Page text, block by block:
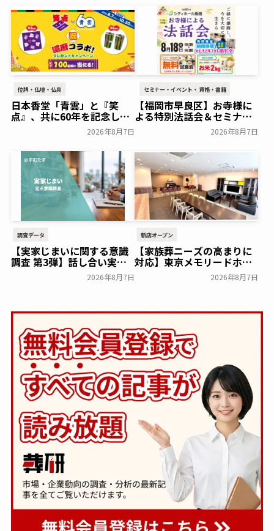
位牌・仏壇・仏具
日本香堂「青雲」と『笑
点』、共に60年を記念した
初コラボ！オリジナルグッ
ズのプレゼントキャンペー
ンを実施～日本香堂～
一般公開
2026年8月7日
セミナー・イベント・資格・書籍
【福岡市早良区】お寺様に
よる特別法話会＆セミナー
特典「無料試食会」を8月
18日(月)にシティホール飯
倉にて開催！～ベルコ～
一般公開
2026年8月7日
調査データ
【実家じまいに関する意識
調査 第3弾】話し合い実施
率は29.5％で前回から低
下。「大相続時代」でも家
2026年8月7日
新店オープン
【家族葬ニーズの高まりに
対応】東京メモリードホー
ルに貸切型家族葬空間『第
８ホール～Living～』オー
2026年8月7日